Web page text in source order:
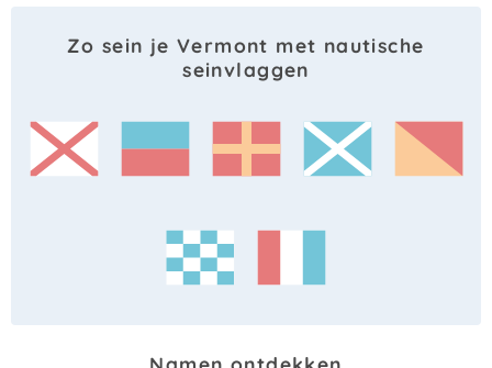
Zo sein je Vermont met nautische
seinvlaggen